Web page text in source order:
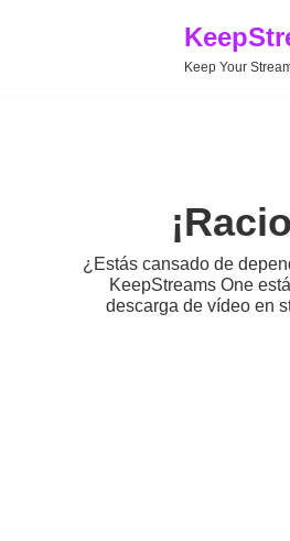
Keep Your
¿Estás cansado de
KeepStreams One
descarga de vídeo en